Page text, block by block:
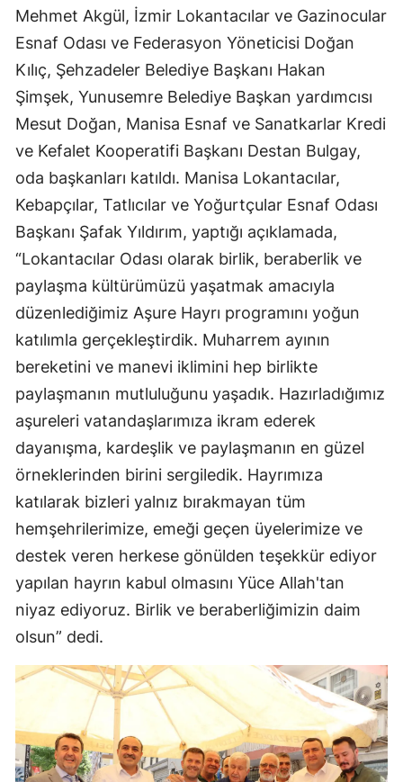
Mehmet Akgül, İzmir Lokantacılar ve Gazinocular
Esnaf Odası ve Federasyon Yöneticisi Doğan
Kılıç, Şehzadeler Belediye Başkanı Hakan
Şimşek, Yunusemre Belediye Başkan yardımcısı
Mesut Doğan, Manisa Esnaf ve Sanatkarlar Kredi
ve Kefalet Kooperatifi Başkanı Destan Bulgay,
oda başkanları katıldı. Manisa Lokantacılar,
Kebapçılar, Tatlıcılar ve Yoğurtçular Esnaf Odası
Başkanı Şafak Yıldırım, yaptığı açıklamada,
“Lokantacılar Odası olarak birlik, beraberlik ve
paylaşma kültürümüzü yaşatmak amacıyla
düzenlediğimiz Aşure Hayrı programını yoğun
katılımla gerçekleştirdik. Muharrem ayının
bereketini ve manevi iklimini hep birlikte
paylaşmanın mutluluğunu yaşadık. Hazırladığımız
aşureleri vatandaşlarımıza ikram ederek
dayanışma, kardeşlik ve paylaşmanın en güzel
örneklerinden birini sergiledik. Hayrımıza
katılarak bizleri yalnız bırakmayan tüm
hemşehrilerimize, emeği geçen üyelerimize ve
destek veren herkese gönülden teşekkür ediyor
yapılan hayrın kabul olmasını Yüce Allah'tan
niyaz ediyoruz. Birlik ve beraberliğimizin daim
olsun” dedi.